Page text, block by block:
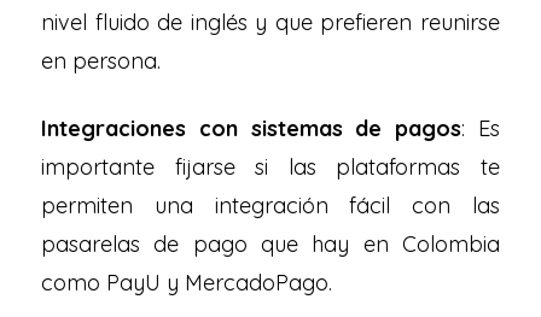
nivel fluido de inglés y que prefieren reunirse
en persona.
Integraciones con sistemas de pagos: Es
importante fijarse si las plataformas te
permiten una integración fácil con las
pasarelas de pago que hay en Colombia
como PayU y MercadoPago.